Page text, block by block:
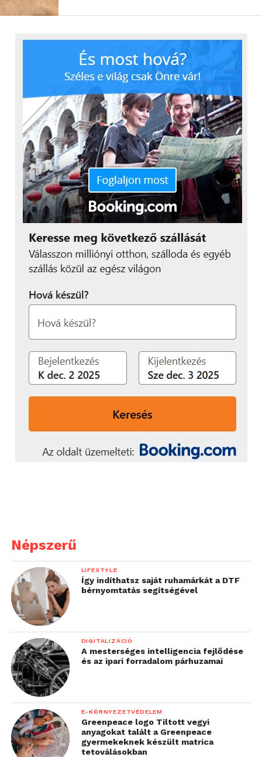
Népszerű
LIFESTYLE
Így indíthatsz saját ruhamárkát a DTF
bérnyomtatás segítségével
DIGITALIZÁCIÓ
A mesterséges intelligencia fejlődése
és az ipari forradalom párhuzamai
E-KÖRNYEZETVÉDELEM
Greenpeace logo Tiltott vegyi
anyagokat talált a Greenpeace
gyermekeknek készült matrica
tetoválásokban